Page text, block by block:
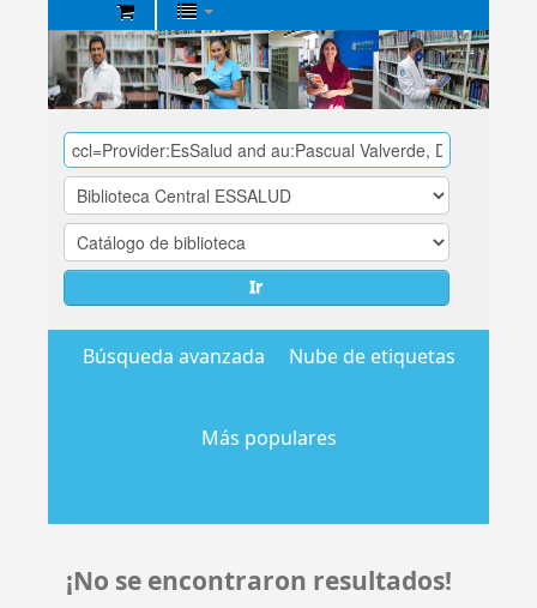
Biblioteca
Central
EsSalud
Ir
Búsqueda avanzada Nube de etiquetas
Más populares
¡No se encontraron resultados!